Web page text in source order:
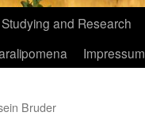
Studying and Research
Impressum
Bruder